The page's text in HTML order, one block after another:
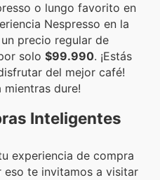
o lungo favorito en
Nespresso en la
precio regular de
solo $99.990. ¡Estás
del mejor café!
mientras dure!
Inteligentes
experiencia de compra
eso te invitamos a visitar